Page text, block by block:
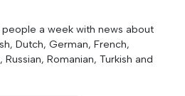
a week with news about
Dutch, German, French,
Russian, Romanian, Turkish and